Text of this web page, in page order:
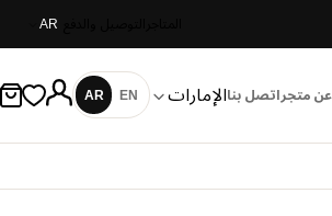
AR
متجراتصل بناالإمارات اللغة
EN
AR